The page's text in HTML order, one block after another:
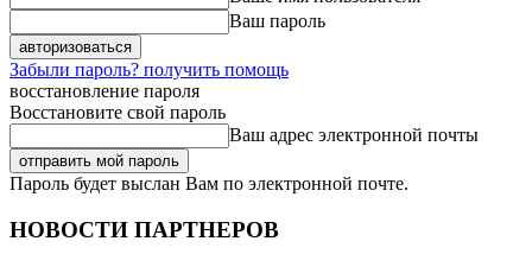
Ваш пароль
Забыли пароль? получить помощь
восстановление пароля
Восстановите свой пароль
Ваш адрес электронной почты
Пароль будет выслан Вам по электронной почте.
НОВОСТИ ПАРТНЕРОВ